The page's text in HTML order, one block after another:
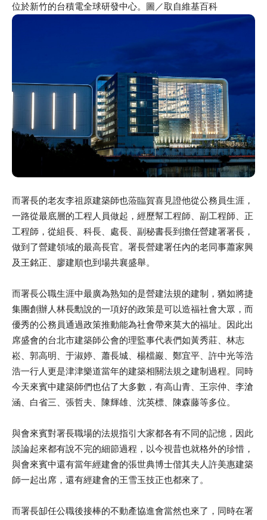
位於新竹的台積電全球研發中心。圖／取自維基百科
而署長的老友李祖原建築師也蒞臨賀喜見證他從公務員生涯，
一路從最底層的工程人員做起，經歷幫工程師、副工程師、正
工程師，從組長、科長、處長、副秘書長到擔任營建署署長，
做到了營建領域的最高長官。署長營建署任內的老同事蕭家興
及王銘正、廖建順也到場共襄盛舉。
而署長公職生涯中最廣為熟知的是營建法規的建制，猶如將捷
集團創辦人林長勳說的一項好的政策是可以造福社會大眾，而
優秀的公務員通過政策推動能為社會帶來莫大的福址。因此出
席盛會的台北市建築師公會的理監事代表們如黃秀莊、林志
崧、郭高明、于淑婷、蕭長城、楊檔巖、鄭宜平、許中光等浩
浩一行人更是津津樂道當年的建築相關法規之建制過程。同時
今天來賓中建築師們也佔了大多數，有高山青、王宗仲、李滄
涵、白省三、張哲夫、陳輝雄、沈英標、陳森藤等多位。
與會來賓對署長職場的法規指引大家都各有不同的記憶，因此
談論起來都有說不完的細節過程，以今視昔也就格外的珍惜，
與會來賓中還有當年經建會的張世典博士偕其夫人許美惠建築
師一起出席，還有經建會的王雪玉技正也都來了。
而署長缷任公職後接棒的不動產協進會當然也來了，同時在署